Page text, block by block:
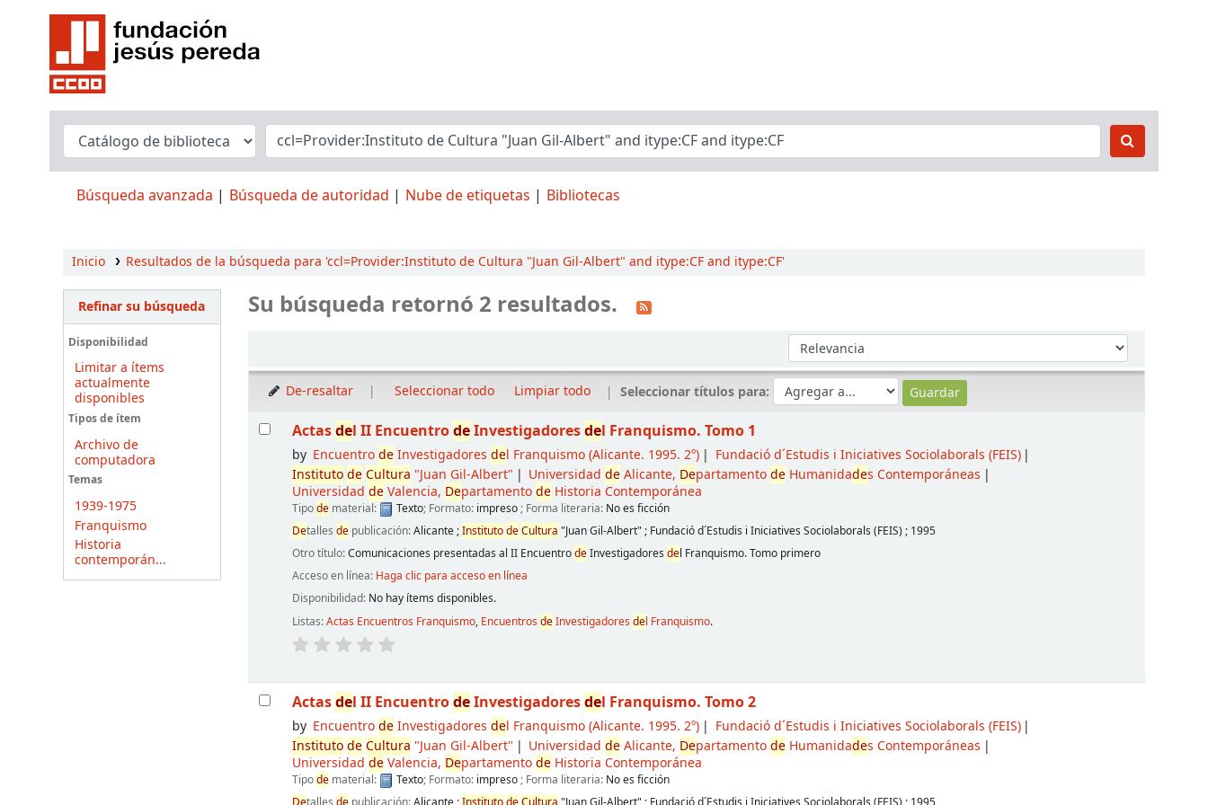
Búsqueda avanzada Búsqueda de autoridad Nube de etiquetas Bibliotecas
Inicio Resultados de la búsqueda para 'ccl=Provider:Instituto de Cultura "Juan Gil-Albert" and itype:CF and itype:CF'
Refinar su búsqueda
Disponibilidad
Limitar a ítems
actualmente
disponibles
Tipos de ítem
Archivo de
computadora
Temas
1939-1975
Franquismo
Historia
contemporán...
Su búsqueda retornó 2 resultados.
Ordenar por:
De-resaltar Seleccionar todo Limpiar todo Seleccionar títulos para:
Resultados
Actasdel II EncuentrodeInvestigadoresdel Franquismo. Tomo 1
by EncuentrodeInvestigadores del Franquismo(Alicante. 1995. 2º)
Fundació d´Estudis i Iniciatives Sociolaborals (FEIS)
Instituto de Cultura "Juan Gil-Albert" UniversidaddeAlicante, Departamentode Humanidades Contemporáneas
Universidad deValencia, DepartamentodeHistoria Contemporánea
Tipodematerial: Texto; Formato: impreso; Forma literaria: No es ficción
Detalles depublicación:Alicante;InstitutodeCultura "Juan Gil-Albert" ; Fundació d´Estudis i Iniciatives Sociolaborals (FEIS) ; 1995
Otro título:Comunicaciones presentadas al II EncuentrodeInvestigadores del Franquismo. Tomo primero
Acceso en línea: Haga clic para acceso en línea
Disponibilidad: No hay ítems disponibles.
Listas:Actas Encuentros Franquismo, EncuentrosdeInvestigadoresdel Franquismo.
Actasdel II EncuentrodeInvestigadoresdel Franquismo. Tomo 2
by EncuentrodeInvestigadores del Franquismo(Alicante. 1995. 2º)
Fundació d´Estudis i Iniciatives Sociolaborals (FEIS)
Instituto de Cultura "Juan Gil-Albert" UniversidaddeAlicante, Departamentode Humanidades Contemporáneas
Universidad deValencia, DepartamentodeHistoria Contemporánea
Tipodematerial: Texto; Formato: impreso; Forma literaria: No es ficción